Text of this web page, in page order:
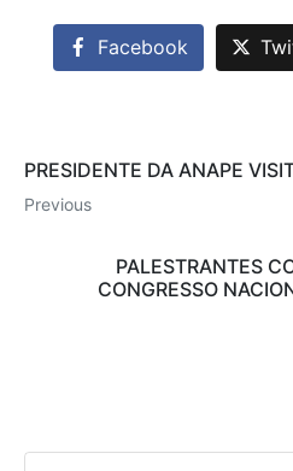
Facebook
PRESIDENTE DA ANAPE
Previous
PALESTRANTES
CONGRESSO